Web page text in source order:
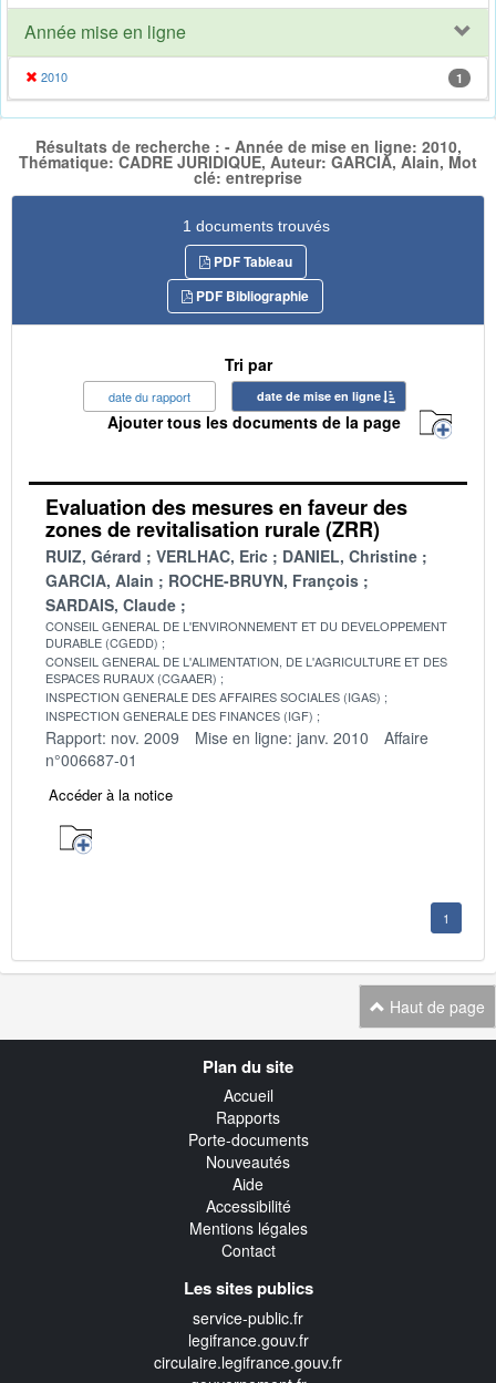
Année mise en ligne
2010 1
Résultats de recherche : - Année de mise en ligne: 2010,
Thématique: CADRE JURIDIQUE, Auteur: GARCIA, Alain, Mot
clé: entreprise
1 documents trouvés
PDF Tableau
PDF Bibliographie
Tri par
date du rapport date de mise en ligne
Ajouter tous les documents de la page
Evaluation des mesures en faveur des
zones de revitalisation rurale (ZRR)
RUIZ, Gérard VERLHAC, Eric
DANIEL, Christine
GARCIA, Alain
ROCHE-BRUYN, François
SARDAIS, Claude
CONSEIL GENERAL DE L'ENVIRONNEMENT ET DU DEVELOPPEMENT
DURABLE (CGEDD)
CONSEIL GENERAL DE L'ALIMENTATION, DE L'AGRICULTURE ET DES
ESPACES RURAUX (CGAAER)
INSPECTION GENERALE DES AFFAIRES SOCIALES (IGAS)
INSPECTION GENERALE DES FINANCES (IGF)
Rapport: nov. 2009 Mise en ligne: janv. 2010
Affaire
n°006687-01
Accéder à la notice
1
Haut de page
Plan du site
Accueil
Rapports
Porte-documents
Nouveautés
Aide
Accessibilité
Mentions légales
Contact
Les sites publics
service-public.fr
legifrance.gouv.fr
circulaire.legifrance.gouv.fr